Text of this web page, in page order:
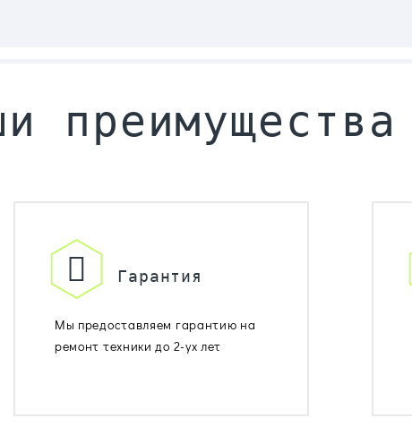
преимущества
Гарантия
Мы предоставляем гарантию на
ремонт техники до 2-ух лет